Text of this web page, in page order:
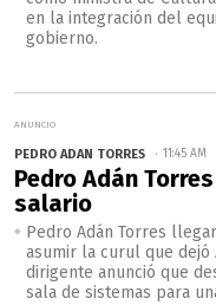
en la integración del
gobierno.
PEDRO ADAN TORRES 11:45 AM
Pedro Adán
salario
Pedro Adán Torres
asumir la curul que dejó
dirigente anunció que
sala de sistemas para